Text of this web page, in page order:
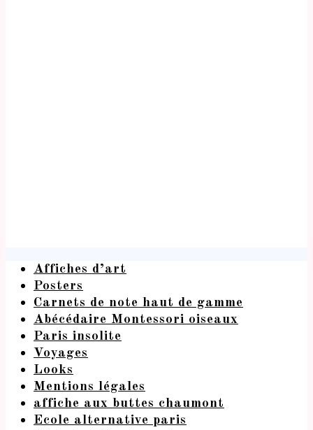
Affiches d’art
Posters
Carnets de note haut de gamme
Abécédaire Montessori oiseaux
Paris insolite
Voyages
Looks
Mentions légales
affiche aux buttes chaumont
Ecole alternative paris